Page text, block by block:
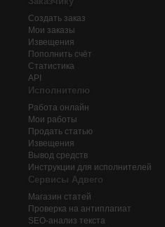
Создать заказ
Мои заказы
Извещения
Пополнить счёт
Статистика
API
Исполнителю
Работа онлайн
Мои работы
Продать статью
Извещения
Вывод средств
Инструкции для исполнителей
Сервисы Адвего
Магазин статей
Проверка на антиплагиат
SEO-анализ текста